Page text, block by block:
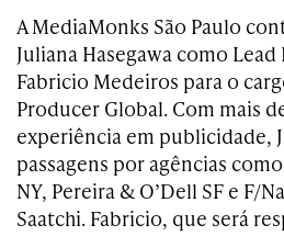
A MediaMonks São Paulo
Juliana Hasegawa como
Fabricio Medeiros para o
Producer Global. Com mais
experiência em publicidade,
passagens por agências
NY, Pereira & O’Dell SF e F/
Saatchi. Fabricio, que será